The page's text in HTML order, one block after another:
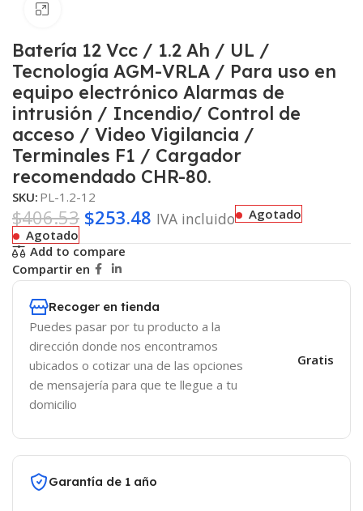
Batería 12 Vcc / 1.2 Ah / UL /
Tecnología AGM-VRLA / Para uso en
equipo electrónico Alarmas de
intrusión / Incendio/ Control de
acceso / Video Vigilancia /
Terminales F1 / Cargador
recomendado CHR-80.
SKU: PL-1.2-12
$406.53 $253.48 IVA incluido
Agotado
Agotado
Add to compare
Compartir en
Recoger en tienda
Puedes pasar por tu producto a la
dirección donde nos encontramos
ubicados o cotizar una de las opciones
de mensajería para que te llegue a tu
domicilio
Gratis
Garantía de 1 año